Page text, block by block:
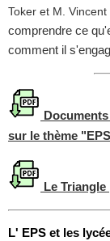
Toker et M.
comprendre ce
comment il
sur le thème
Le
L' EPS et les